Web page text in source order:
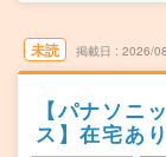
未読 掲載日 2026/
【パナソニ
ス】在宅あ